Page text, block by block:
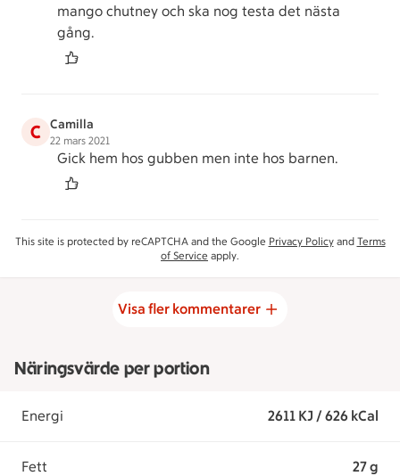
mango chutney och ska nog testa det nästa
gång.
C Camilla
22 mars 2021
Gick hem hos gubben men inte hos barnen.
This site is protected by reCAPTCHA and the Google Privacy Policyand Terms
of Service apply.
Visa fler kommentarer
Näringsvärde per portion
Energi 2611 KJ / 626 kCal
Fett 27 g